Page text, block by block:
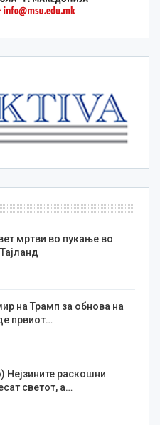
мртви во пукање во
на Трамп за обнова на
првиот…
раскошни
светот, а…